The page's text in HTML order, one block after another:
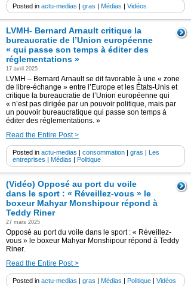
Posted in actu-medias | gras | Médias | Vidéos
LVMH- Bernard Arnault critique la
bureaucratie de l’Union européenne
« qui passe son temps à éditer des
réglementations »
17 avril 2025
LVMH – Bernard Arnault se dit favorable à une « zone
de libre-échange » entre l’Europe et les États-Unis et
critique la bureaucratie de l’Union européenne qui
« n’est pas dirigée par un pouvoir politique, mais par
un pouvoir bureaucratique qui passe son temps à
éditer des réglementations. »
Read the Entire Post >
Posted in actu-medias | consommation | gras | Les
entreprises | Médias | Politique
(Vidéo) Opposé au port du voile
dans le sport : « Réveillez-vous » le
boxeur Mahyar Monshipour répond à
Teddy Riner
27 mars 2025
Opposé au port du voile dans le sport : « Réveillez-
vous » le boxeur Mahyar Monshipour répond à Teddy
Riner.
Read the Entire Post >
Posted in actu-medias | gras | Médias | Politique | Vidéos